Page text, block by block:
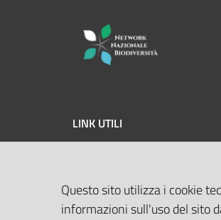
LINK UTILI
ISPRA
Questo sito utilizza i cookie
informazioni sull'uso del sito